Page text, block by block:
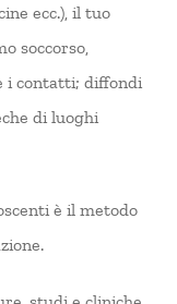
ecc.), il tuo
soccorso,
i contatti; diffondi
di luoghi
è il metodo